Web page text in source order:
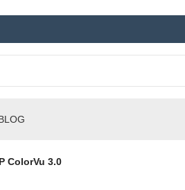
ColorVu 3.0